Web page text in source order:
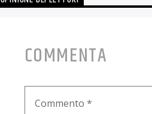
COMMENTA